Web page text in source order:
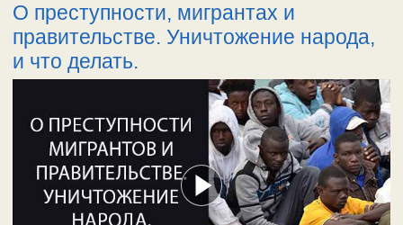
О преступности, мигрантах и
правительстве. Уничтожение народа,
и что делать.